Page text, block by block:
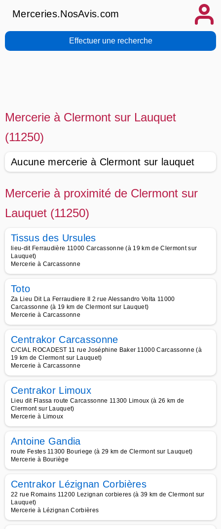
Merceries.NosAvis.com
Effectuer une recherche
Mercerie à Clermont sur Lauquet
(11250)
Aucune mercerie à Clermont sur lauquet
Mercerie à proximité de Clermont sur
Lauquet (11250)
Tissus des Ursules
lieu-dit Ferraudière 11000 Carcassonne (à 19 km de Clermont sur
Lauquet)
Mercerie à Carcassonne
Toto
Za Lieu Dit La Ferraudiere II 2 rue Alessandro Volta 11000
Carcassonne (à 19 km de Clermont sur Lauquet)
Mercerie à Carcassonne
Centrakor Carcassonne
C/CIAL ROCADEST 11 rue Joséphine Baker 11000 Carcassonne (à
19 km de Clermont sur Lauquet)
Mercerie à Carcassonne
Centrakor Limoux
Lieu dit Flassa route Carcassonne 11300 Limoux (à 26 km de
Clermont sur Lauquet)
Mercerie à Limoux
Antoine Gandia
route Festes 11300 Bouriege (à 29 km de Clermont sur Lauquet)
Mercerie à Bouriège
Centrakor Lézignan Corbières
22 rue Romains 11200 Lezignan corbieres (à 39 km de Clermont sur
Lauquet)
Mercerie à Lézignan Corbières